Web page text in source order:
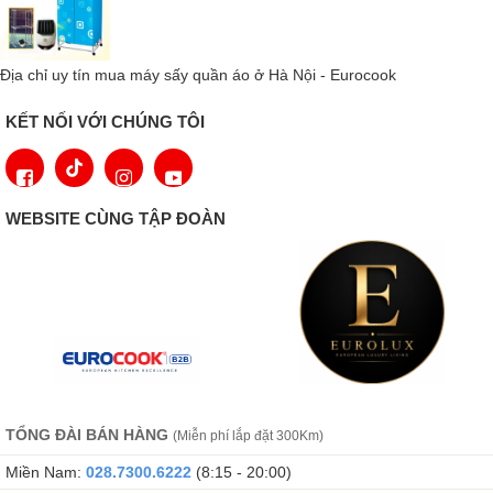
Việc lựa chọn chương trình trở nên đơn giản và tiện lợi nhờ núm
xoay điều khiển nhẹ nhàng, mượt mà. Ngay trước khi bắt đầu chu
điện năng – được biểu thị bằng thang đo từ 1 đến 5 vạch, từ tiết
kiệm đến thông thường. Nhờ đó, bạn có thể dễ dàng đưa ra lựa
Địa chỉ uy tín mua máy sấy quần áo ở Hà Nội - Eurocook
KẾT NỐI VỚI CHÚNG TÔI
WEBSITE CÙNG TẬP ĐOÀN
TỔNG ĐÀI BÁN HÀNG (Miễn phí lắp đặt 300Km)
Miền Nam: 028.7300.6222 (8:15 - 20:00)